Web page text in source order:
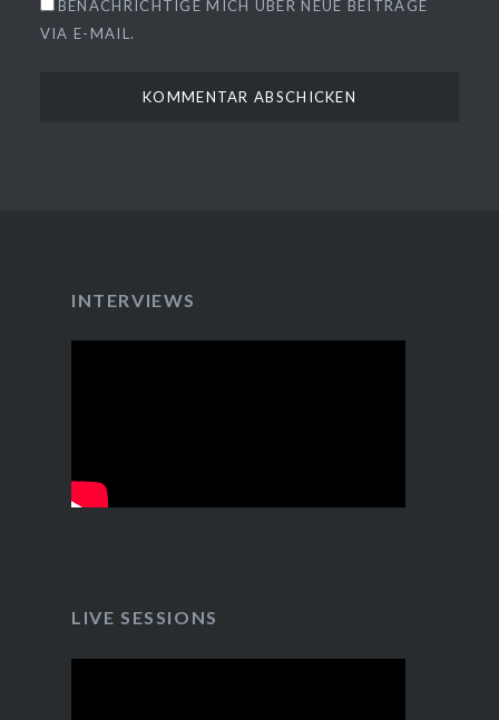
BENACHRICHTIGE MICH ÜBER NEUE BEITRÄGE
VIA E-MAIL.
INTERVIEWS
LIVE SESSIONS